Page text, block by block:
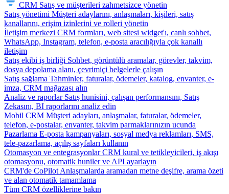
CRM Satış ve müşterileri zahmetsizce yönetin
Satış yönetimi Müşteri adaylarını, anlaşmaları, kişileri, satış
kanallarını, erişim izinlerini ve rolleri yönetin
İletişim merkezi CRM formları, web sitesi widget'ı, canlı sohbet,
WhatsApp, Instagram, telefon, e-posta aracılığıyla çok kanallı
iletişim
Satış ekibi iş birliği Sohbet, görüntülü aramalar, görevler, takvim,
dosya depolama alanı, çevrimiçi belgelerle çalışın
Satış sağlama Tahminler, faturalar, ödemeler, katalog, envanter, e-
imza, CRM mağazası alın
Analiz ve raporlar Satış hunisini, çalışan performansını, Satış
Zekasını, BI raporlarını analiz edin
Mobil CRM Müşteri adayları, anlaşmalar, faturalar, ödemeler,
telefon, e-postalar, envanter, takvim parmaklarınızın ucunda
Pazarlama E-posta kampanyaları, sosyal medya reklamları, SMS,
tele-pazarlama, açılış sayfaları kullanın
Otomasyon ve entegrasyonlar CRM kural ve tetikleyicileri, iş akışı
otomasyonu, otomatik huniler ve API ayarlayın
CRM'de CoPilot Anlaşmalarda aramadan metne deşifre, arama özeti
ve alan otomatik tamamlama
Tüm CRM özelliklerine bakın